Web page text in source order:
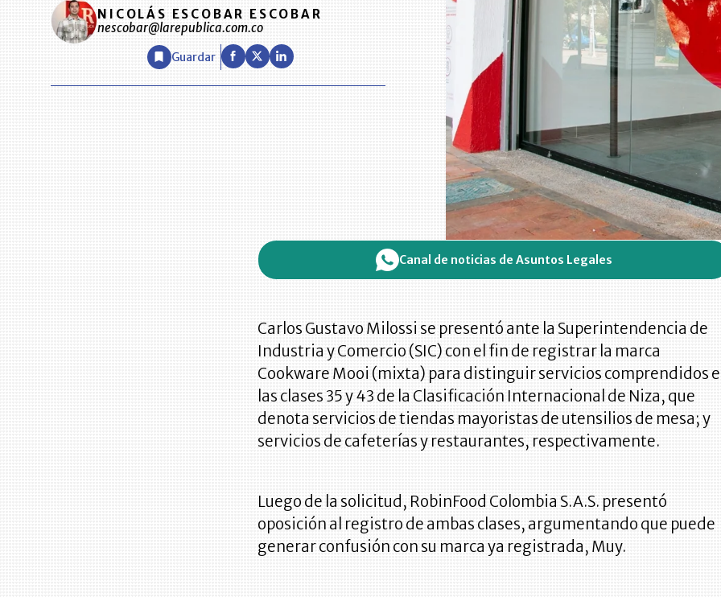
NICOLÁS ESCOBAR ESCOBAR
nescobar@larepublica.com.co
Guardar
Canal de noticias de Asuntos Legales
Carlos Gustavo Milossi se presentó ante la Superintendencia de
Industria y Comercio (SIC) con el fin de registrar la marca
Cookware Mooi (mixta) para distinguir servicios comprendidos
las clases 35 y 43 de la Clasificación Internacional de Niza, que
denota servicios de tiendas mayoristas de utensilios de mesa; y
servicios de cafeterías y restaurantes, respectivamente.
Luego de la solicitud, RobinFood Colombia S.A.S. presentó
oposición al registro de ambas clases, argumentando que puede
generar confusión con su marca ya registrada, Muy.